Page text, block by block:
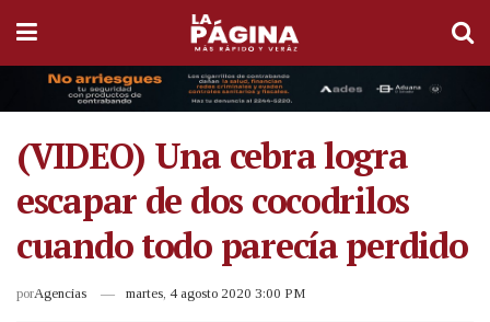
(VIDEO) Una cebra logra
escapar de dos cocodrilos
cuando todo parecía perdido
porAgencias martes, 4 agosto 2020 3:00 PM